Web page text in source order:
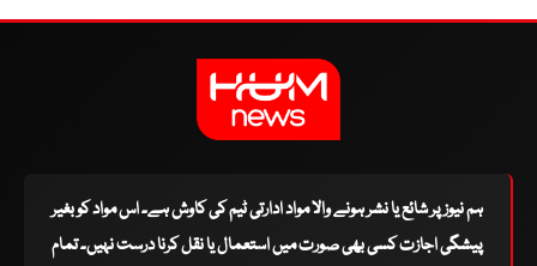
ہم نیوز پر شائع یا نشر ہونے والا مواد ادارتی ٹیم کی کاوش ہے۔ اس مواد کو بغیر
پیشگی اجازت کسی بھی صورت میں استعمال یا نقل کرنا درست نہیں۔ تمام